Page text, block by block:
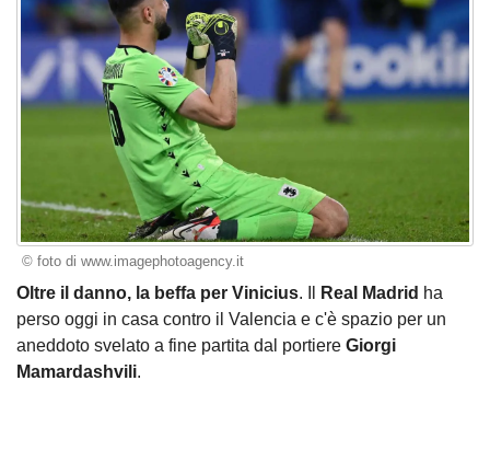
© foto di www.imagephotoagency.it
Oltre il danno, la beffa per Vinicius. Il Real Madrid ha
perso oggi in casa contro il Valencia e c'è spazio per un
aneddoto svelato a fine partita dal portiere Giorgi
Mamardashvili.